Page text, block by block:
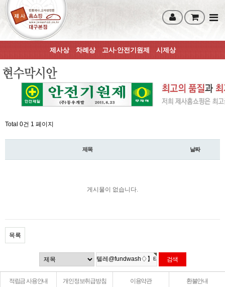
제사상 차례상 고사·안전기원제 시제상
Total 0건 1 페이지
제목 날짜
게시물이 없습니다.
목록
적립금 사용안내 개인정보취급방침 이용약관 환불안내